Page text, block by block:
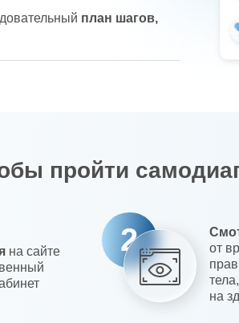
план шагов,
пройти
на сайте
2
от
на